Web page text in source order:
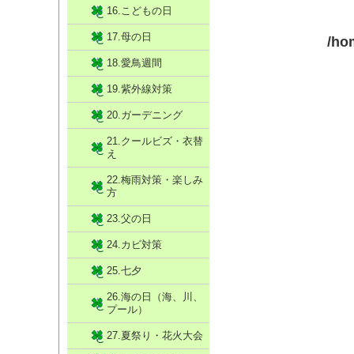
/
16.こどもの日
17.母の日
18.愛鳥週間
19.紫外線対策
20.ガーデニング
21.クールビズ・衣替
え
22.梅雨対策・楽しみ
方
23.父の日
24.カビ対策
25.七夕
26.海の日（海、川、
プール）
27.夏祭り・花火大会